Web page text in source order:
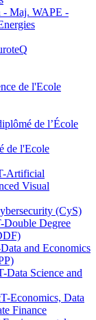
Maj. WAPE -
de l'Ecole
de l’École
de l'Ecole
Artificial
Visual
(CyS)
Degree
and Economics
Science and
Economics, Data
Finance